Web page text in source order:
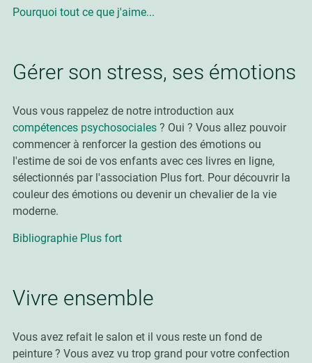
Pourquoi tout ce que j'aime...
Gérer son stress, ses émotions
Vous vous rappelez de notre introduction aux
compétences psychosociales? Oui ? Vous allez pouvoir
commencer à renforcer la gestion des émotions ou
l'estime de soi de vos enfants avec ces livres en ligne,
sélectionnés par l'association Plus fort. Pour découvrir la
couleur des émotions ou devenir un chevalier de la vie
moderne.
Bibliographie Plus fort
Vivre ensemble
Vous avez refait le salon et il vous reste un fond de
peinture ? Vous avez vu trop grand pour votre confection